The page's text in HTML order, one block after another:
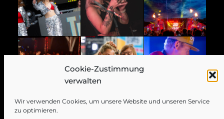
Cookie-Zustimmung
verwalten
Wir verwenden Cookies, um unsere Website und unseren Service
zu optimieren.